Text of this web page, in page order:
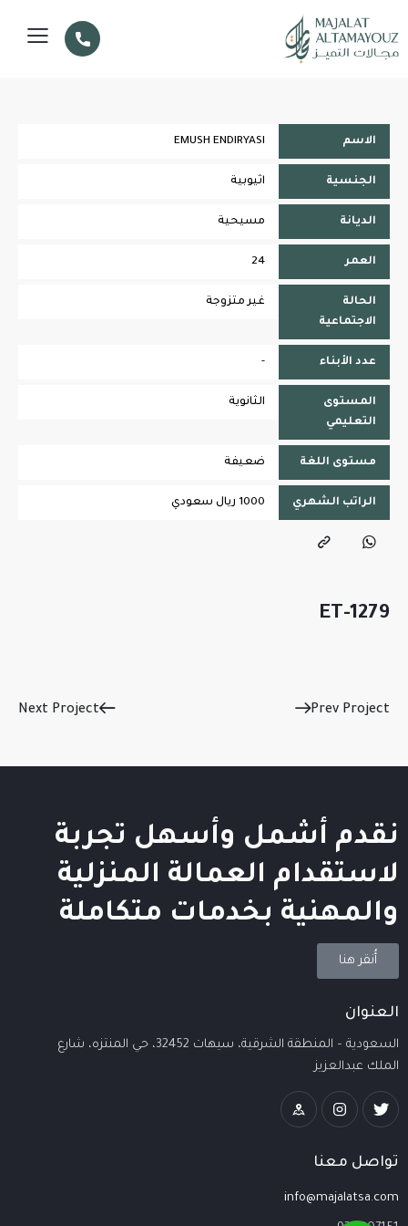
الاسم EMUSH ENDIRYASI
الجنسية اثيوبية
الديانة مسيحية
العمر 24
الحالة
الاجتماعية
غير متزوجة
عدد الأبناء -
المستوى
التعليمي
الثانوية
مستوى اللغة ضعيفة
الراتب الشهري 1000 ريال سعودي
ET-1279
Prev Project
Next Project
نقدم أشمل وأسهل تجربة
لاستقدام العمالة المنزلية
والمهنية بخدمات متكاملة
أُنقر هنا
العنوان
السعودية – المنطقة الشرقية، سيهات 32452، حي المنتزه، شارع
الملك عبدالعزيز
تواصل معنا
info@majalatsa.com